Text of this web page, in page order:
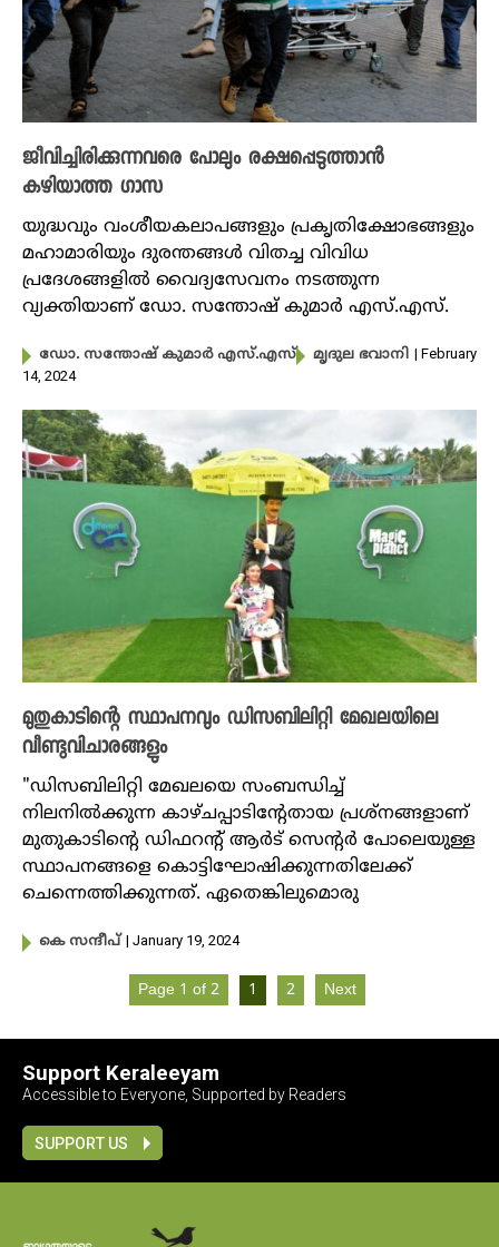
ജീവിച്ചിരിക്കുന്നവരെ പോലും രക്ഷപ്പെടുത്താൻ
കഴിയാത്ത ​ഗാസ
യുദ്ധവും വംശീയകലാപങ്ങളും പ്രകൃതിക്ഷോഭങ്ങളും
മഹാമാരിയും ദുരന്തങ്ങൾ വിതച്ച വിവിധ
പ്രദേശങ്ങളിൽ വൈദ്യസേവനം നടത്തുന്ന
വ്യക്തിയാണ് ഡോ. സന്തോഷ് കുമാര്‍ എസ്.എസ്.
ഡോ. സന്തോഷ് കുമാര്‍ എസ്.എസ് മൃദുല ഭവാനി | February
14, 2024
മുതുകാടിന്റെ സ്ഥാപനവും ഡിസബിലിറ്റി മേഖലയിലെ
വീണ്ടുവിചാരങ്ങളും
"ഡിസബിലിറ്റി മേഖലയെ സംബന്ധിച്ച്
നിലനില്‍ക്കുന്ന കാഴ്ചപ്പാടിന്റേതായ പ്രശ്നങ്ങളാണ്
മുതുകാടിന്റെ ഡിഫറന്‍റ് ആര്‍ട് സെന്‍റര്‍ പോലെയുള്ള
സ്ഥാപനങ്ങളെ കൊട്ടിഘോഷിക്കുന്നതിലേക്ക്
ചെന്നെത്തിക്കുന്നത്. ഏതെങ്കിലുമൊരു
കെ സന്ദീപ് | January 19, 2024
Page 1 of 2 1 2 Next
Support Keraleeyam
Accessible to Everyone, Supported by Readers
SUPPORT US